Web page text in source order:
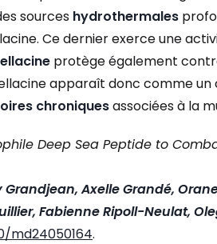
sources hydrothermales
Ce dernier exerce une
protège également
apparaît donc comme
chroniquesassociées à la
Deep Sea Peptide to
Axelle Grandé,
Fabienne Ripoll-Neulat,
md24050164.